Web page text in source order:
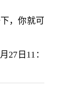
，你就可
27日11：